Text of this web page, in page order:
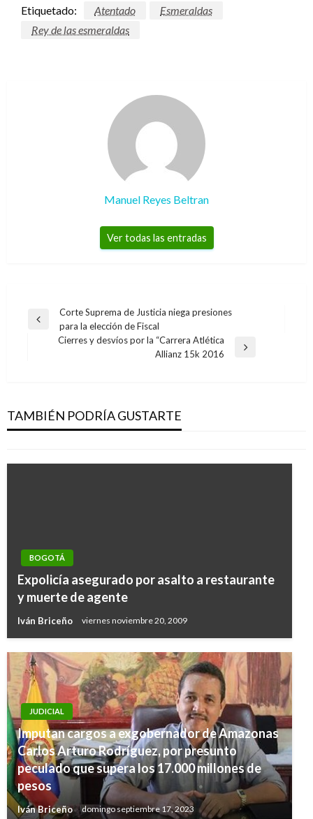
Etiquetado: Atentado
Esmeraldas
Rey de las esmeraldas
Manuel Reyes Beltran
Ver todas las entradas
Navegación
Entrada
anterior
Corte Suprema de Justicia niega presiones
para la elección de Fiscal
Cierres y desvíos por la “Carrera Atlética
Allianz 15k 2016
TAMBIÉN PODRÍA GUSTARTE
universidades públicas colombianas
Ariel Cabrera jueves mayo 2, 2019
BOGOTÁ
Expolicía asegurado por asalto a restaurante
y muerte de agente
Iván Briceño viernes noviembre 20, 2009
JUDICIAL
Imputan cargos a exgobernador de Amazonas
Carlos Arturo Rodríguez, por presunto
peculado que supera los 17.000 millones de
pesos
Iván Briceño domingo septiembre 17, 2023